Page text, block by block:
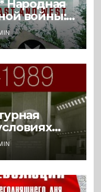
Народная
войны:
и Запада
книги
1945-1989.